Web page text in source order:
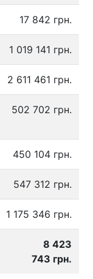
17 842 грн.
1 019 141 грн.
2 611 461 грн.
502 702 грн.
450 104 грн.
547 312 грн.
1 175 346 грн.
8 423
743 грн.